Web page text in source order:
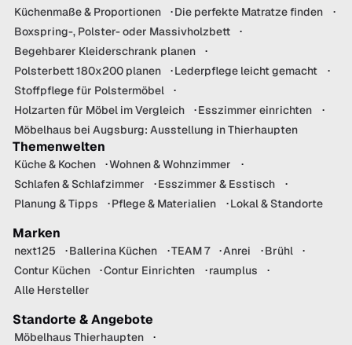
Küchenmaße & Proportionen
Die perfekte Matratze finden
Boxspring-, Polster- oder Massivholzbett
Begehbarer Kleiderschrank planen
Polsterbett 180x200 planen
Lederpflege leicht gemacht
Stoffpflege für Polstermöbel
Holzarten für Möbel im Vergleich
Esszimmer einrichten
Möbelhaus bei Augsburg: Ausstellung in Thierhaupten
Themenwelten
Küche & Kochen
Wohnen & Wohnzimmer
Schlafen & Schlafzimmer
Esszimmer & Esstisch
Planung & Tipps
Pflege & Materialien Lokal & Standorte
Marken
next125 Ballerina Küchen TEAM 7 Anrei
Brühl
Contur Küchen
Contur Einrichten
raumplus
Alle Hersteller
Standorte & Angebote
Möbelhaus Thierhaupten